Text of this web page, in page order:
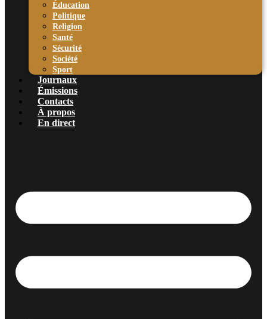
Éducation
Politique
Religion
Santé
Sécurité
Société
Sport
Journaux
Émissions
Contacts
À propos
En direct